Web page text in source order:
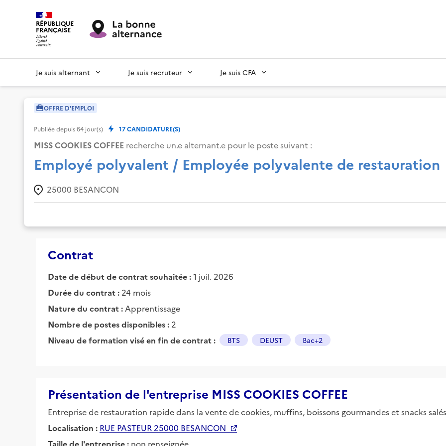
RÉPUBLIQUE
FRANÇAISE
Je suis alternant Je suis recruteur Je suis CFA
OFFRE D'EMPLOI
Publiée depuis64 jour(s) 17CANDIDATURE(S)
MISS COOKIES COFFEE recherche un.e alternant.e pour le poste suivant :
Employé polyvalent / Employée polyvalente de restauration
25000 BESANCON
Contrat
Date de début de contrat souhaitée :1 juil. 2026
Durée du contrat : 24 mois
Nature du contrat : Apprentissage
Nombre de postes disponibles : 2
Niveau de formation visé en fin de contrat :
BTS DEUST Bac+2
Présentation de l'entreprise MISS COOKIES COFFEE
Entreprise de restauration rapide dans la vente de cookies, muffins, boissons gourmandes et snacks
Localisation : RUE PASTEUR 25000 BESANCON
Taille de l'entreprise : non renseignée